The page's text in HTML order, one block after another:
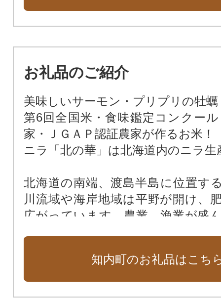
お礼品のご紹介
美味しいサーモン・プリプリの牡蠣
第6回全国米・食味鑑定コンクー
家・ＪＧＡＰ認証農家が作るお米！
ニラ「北の華」は北海道内のニラ生
北海道の南端、渡島半島に位置す
川流域や海岸地域は平野が開け、
広がっています。農業、漁業が盛
知内町のお礼品はこち